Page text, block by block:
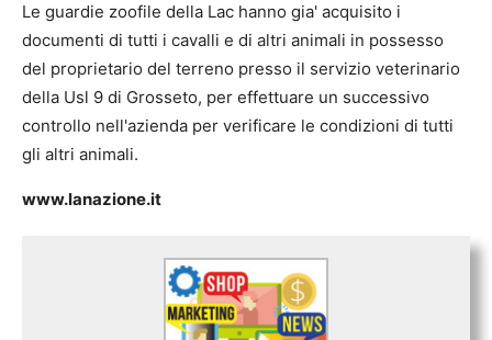
Le guardie zoofile della Lac hanno gia' acquisito i
documenti di tutti i cavalli e di altri animali in possesso
del proprietario del terreno presso il servizio veterinario
della Usl 9 di Grosseto, per effettuare un successivo
controllo nell'azienda per verificare le condizioni di tutti
gli altri animali.
www.lanazione.it